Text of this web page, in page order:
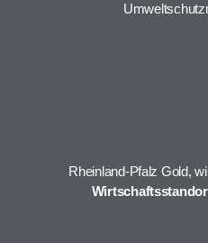
Rheinland-Pfalz Gold,